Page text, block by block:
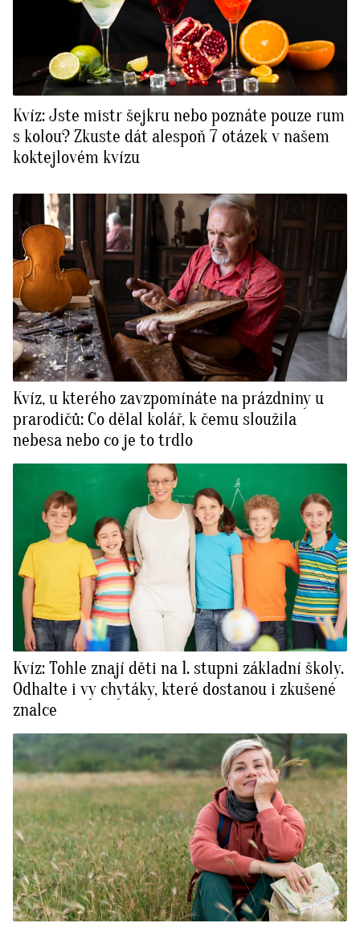
Kvíz: Jste mistr šejkru nebo poznáte pouze rum
s kolou? Zkuste dát alespoň 7 otázek v našem
koktejlovém kvízu
Kvíz, u kterého zavzpomínáte na prázdniny u
prarodičů: Co dělal kolář, k čemu sloužila
nebesa nebo co je to trdlo
Kvíz: Tohle znají děti na 1. stupni základní školy.
Odhalte i vy chytáky, které dostanou i zkušené
znalce